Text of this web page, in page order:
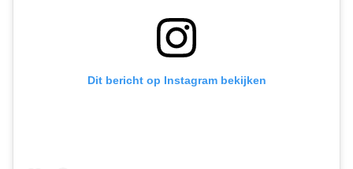
Dit bericht op Instagram bekijken